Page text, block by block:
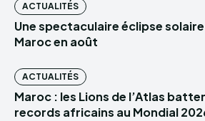
ACTUALITÉS
Une spectaculaire éclipse
Maroc en août
ACTUALITÉS
Maroc : les Lions de l’Atlas
records africains au Mondial